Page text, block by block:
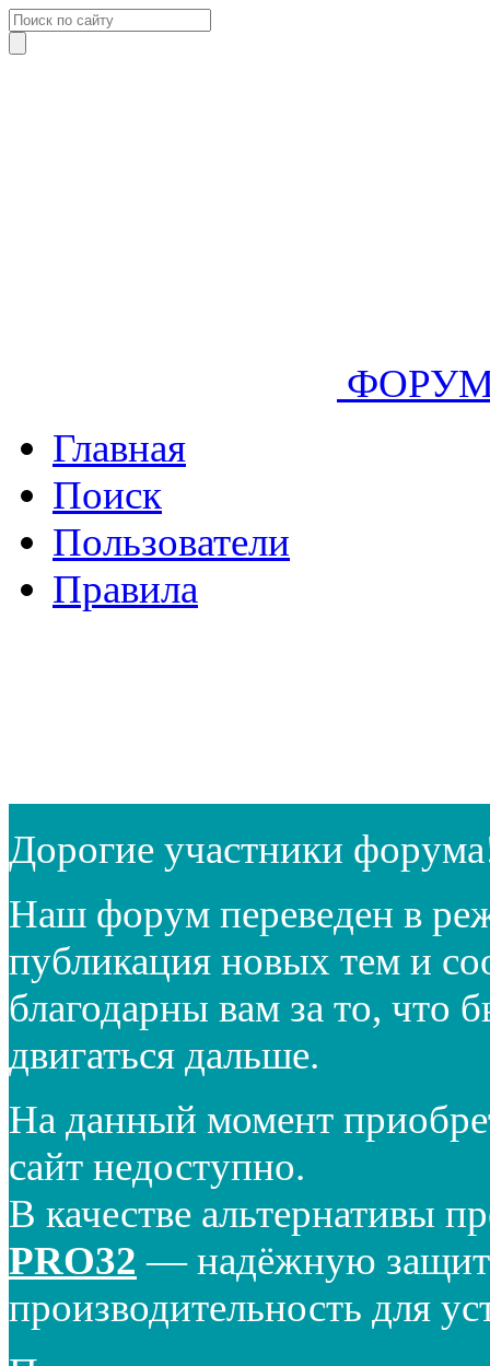
Главная
Поиск
Пользователи
Правила
Дорогие участники
Наш форум переведен в
публикация новых тем и
благодарны вам за то, что
двигаться дальше.
На данный момент
сайт недоступно.
В качестве альтернативы
PRO32 — надёжную
производительность для